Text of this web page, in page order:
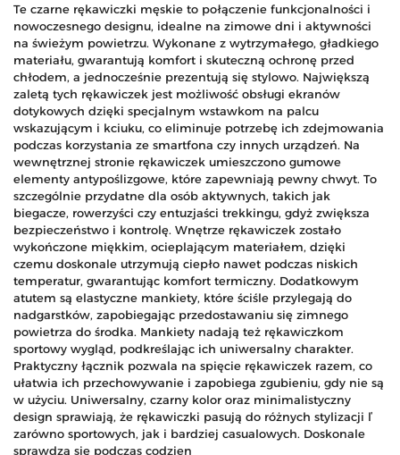
Te czarne rękawiczki męskie to połączenie funkcjonalności i
nowoczesnego designu, idealne na zimowe dni i aktywności
na świeżym powietrzu. Wykonane z wytrzymałego, gładkiego
materiału, gwarantują komfort i skuteczną ochronę przed
chłodem, a jednocześnie prezentują się stylowo. Największą
zaletą tych rękawiczek jest możliwość obsługi ekranów
dotykowych dzięki specjalnym wstawkom na palcu
wskazującym i kciuku, co eliminuje potrzebę ich zdejmowania
podczas korzystania ze smartfona czy innych urządzeń. Na
wewnętrznej stronie rękawiczek umieszczono gumowe
elementy antypoślizgowe, które zapewniają pewny chwyt. To
szczególnie przydatne dla osób aktywnych, takich jak
biegacze, rowerzyści czy entuzjaści trekkingu, gdyż zwiększa
bezpieczeństwo i kontrolę. Wnętrze rękawiczek zostało
wykończone miękkim, ocieplającym materiałem, dzięki
czemu doskonale utrzymują ciepło nawet podczas niskich
temperatur, gwarantując komfort termiczny. Dodatkowym
atutem są elastyczne mankiety, które ściśle przylegają do
nadgarstków, zapobiegając przedostawaniu się zimnego
powietrza do środka. Mankiety nadają też rękawiczkom
sportowy wygląd, podkreślając ich uniwersalny charakter.
Praktyczny łącznik pozwala na spięcie rękawiczek razem, co
ułatwia ich przechowywanie i zapobiega zgubieniu, gdy nie są
w użyciu. Uniwersalny, czarny kolor oraz minimalistyczny
design sprawiają, że rękawiczki pasują do różnych stylizacji ľ
zarówno sportowych, jak i bardziej casualowych. Doskonale
sprawdzą się podczas codzien